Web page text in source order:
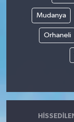
Mudanya
Orhaneli